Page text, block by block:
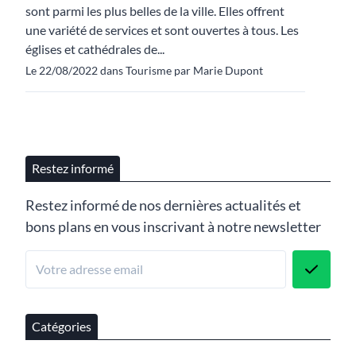
sont parmi les plus belles de la ville. Elles offrent
une variété de services et sont ouvertes à tous. Les
églises et cathédrales de...
Le 22/08/2022 dans Tourisme par Marie Dupont
Restez informé
Restez informé de nos dernières actualités et
bons plans en vous inscrivant à notre newsletter
Catégories